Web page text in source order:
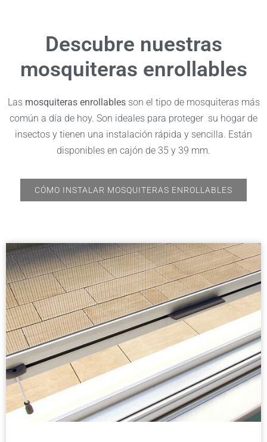
Descubre nuestras
mosquiteras enrollables
Las mosquiteras enrollablesson el tipo de mosquiteras más
común a día de hoy. Son ideales para proteger su hogar de
insectos y tienen una instalación rápida y sencilla. Están
disponibles en cajón de 35 y 39 mm.
CÓMO INSTALAR MOSQUITERAS ENROLLABLES